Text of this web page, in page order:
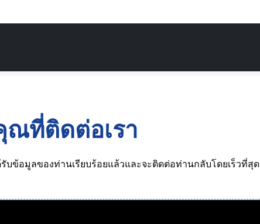
ที่ติดต่อเรา
บข้อมูลของท่านเรียบร้อยแล้วและจะติดต่อท่านกลับโดยเร็วที่สุด